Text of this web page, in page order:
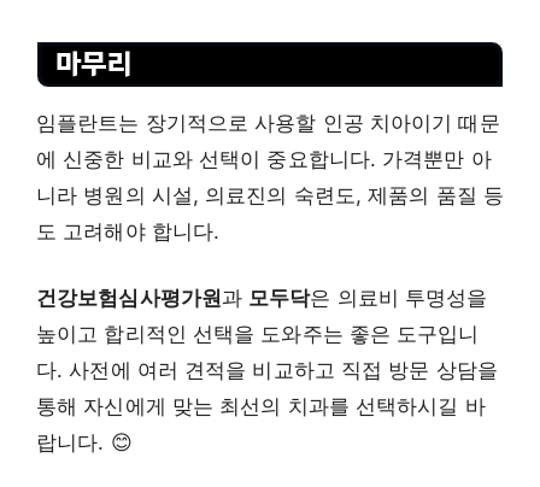
마무리
임플란트는 장기적으로 사용할 인공 치아이기 때문
에 신중한 비교와 선택이 중요합니다. 가격뿐만 아
니라 병원의 시설, 의료진의 숙련도, 제품의 품질 등
도 고려해야 합니다.
건강보험심사평가원과 모두닥은 의료비 투명성을
높이고 합리적인 선택을 도와주는 좋은 도구입니
다. 사전에 여러 견적을 비교하고 직접 방문 상담을
통해 자신에게 맞는 최선의 치과를 선택하시길 바
랍니다. 😊